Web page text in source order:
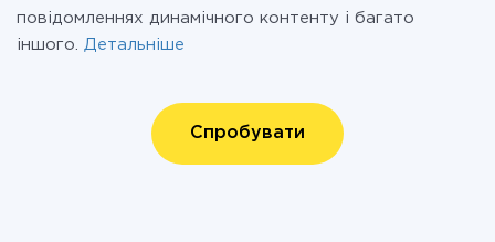
повідомленнях динамічного контенту і багато
іншого. Детальніше
Спробувати